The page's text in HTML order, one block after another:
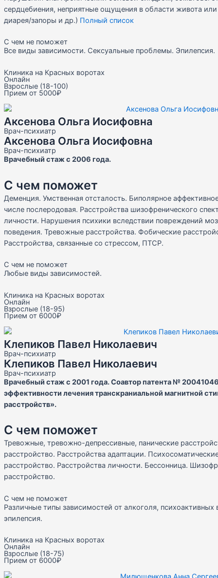
сердцебиения, неприятные ощущения в области живота или
диарея/запоры и др.) Полный список
С чем не поможет
Все виды зависимости. Сексуальные проблемы. Эпилепсия.
Клиника на Красных воротах
Онлайн
Взрослые (18-100)
Прием от 5000₽
Аксенова Ольга Иосифовна
Врач-психиатр
Аксенова Ольга Иосифовна
Врач-психиатр
Врачебный стаж с 2006 года.
С чем поможет
Деменция. Умственная отсталость. Биполярное
числе послеродовая. Расстройства шизофренического
личности. Нарушения психики вследствии повреждений
поведения. Тревожные расстройства. Фобические
Расстройства, связанные со стрессом, ПТСР.
С чем не поможет
Любые виды зависимостей.
Клиника на Красных воротах
Онлайн
Взрослые (18-95)
Прием от 6000₽
Клепиков Павел Николаевич
Врач-психиатр
Клепиков Павел Николаевич
Врач-психиатр
Врачебный стаж с 2001 года. Соавтор патента №
эффективности лечения транскраниальной магнитной
расстройств».
С чем поможет
Тревожные, тревожно-депрессивные, панические
расстройство. Расстройства адаптации.
расстройство. Расстройства личности. Бессонница.
расстройство.
С чем не поможет
Различные типы зависимостей от алкоголя,
эпилепсия.
Клиника на Красных воротах
Онлайн
Взрослые (18-75)
Прием от 6000₽